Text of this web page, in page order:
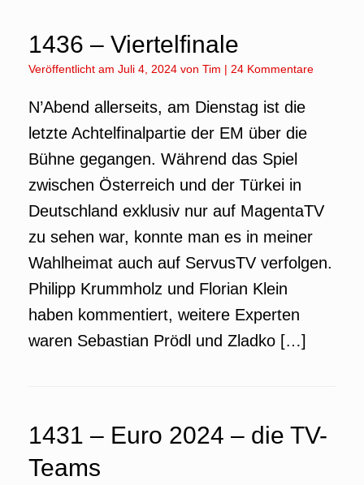
1436 – Viertelfinale
Veröffentlicht am Juli 4, 2024 von Tim | 24 Kommentare
N’Abend allerseits, am Dienstag ist die
letzte Achtelfinalpartie der EM über die
Bühne gegangen. Während das Spiel
zwischen Österreich und der Türkei in
Deutschland exklusiv nur auf MagentaTV
zu sehen war, konnte man es in meiner
Wahlheimat auch auf ServusTV verfolgen.
Philipp Krummholz und Florian Klein
haben kommentiert, weitere Experten
waren Sebastian Prödl und Zladko […]
1431 – Euro 2024 – die TV-
Teams